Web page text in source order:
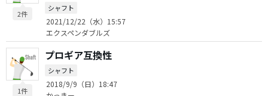
2件
シャフト
2021/12/22（水）15:57
エクスペンダブルズ
1件
プロギア互換性
シャフト
2018/9/9（日）18:47